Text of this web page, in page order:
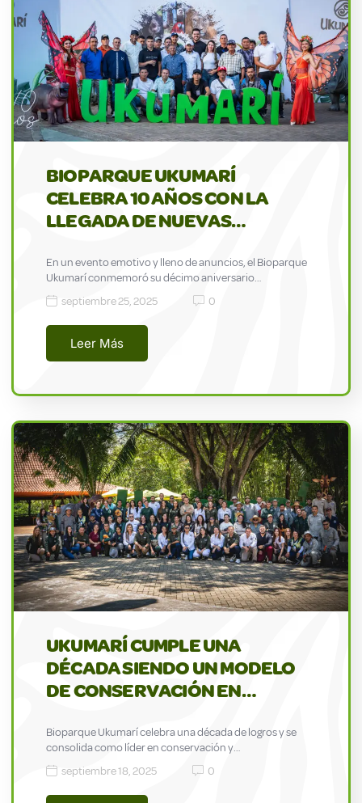
BIOPARQUE UKUMARÍ
CELEBRA 10 AÑOS CON LA
LLEGADA DE NUEVAS…
En un evento emotivo y lleno de anuncios, el Bioparque
Ukumarí conmemoró su décimo aniversario…
septiembre 25, 2025
0
Leer Más
UKUMARÍ CUMPLE UNA
DÉCADA SIENDO UN MODELO
DE CONSERVACIÓN EN…
Bioparque Ukumarí celebra una década de logros y se
consolida como líder en conservación y…
septiembre 18, 2025
0